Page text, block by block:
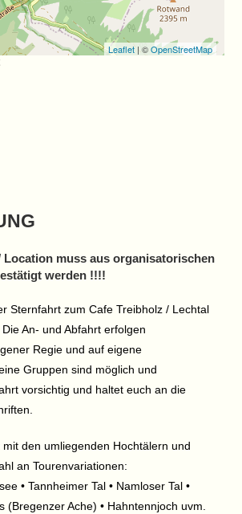
Leaflet| ©OpenStreetMap
Location muss aus organisatorischen
werden !!!!
Sternfahrt zum Cafe Treibholz / Lechtal
An- und Abfahrt erfolgen
Regie und auf eigene
Gruppen sind möglich und
vorsichtig und haltet euch an die
den umliegenden Hochtälern und
an Tourenvariationen:
• Tannheimer Tal • Namloser Tal •
(Bregenzer Ache) • Hahntennjoch uvm.